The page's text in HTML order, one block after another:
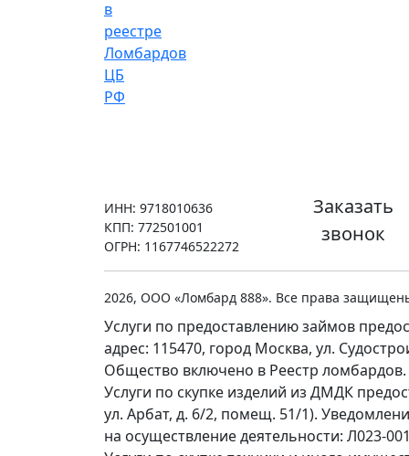
ИНН: 9718010636
КПП: 772501001
ОГРН: 1167746522272
Заказать
звонок
2026, ООО «Ломбард 888». Все права
Услуги по предоставлению займов
адрес: 115470, город Москва, ул.
Общество включено в Реестр ломбардов.
Услуги по скупке изделий из ДМДК
ул. Арбат, д. 6/2, помещ. 51/1).
на осуществление деятельности: Л023-